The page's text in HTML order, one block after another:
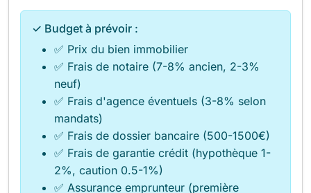
✓ Budget à prévoir :
✅ Prix du bien immobilier
✅ Frais de notaire (7-8% ancien, 2-3%
neuf)
✅ Frais d'agence éventuels (3-8% selon
mandats)
✅ Frais de dossier bancaire (500-1500€)
✅ Frais de garantie crédit (hypothèque 1-
2%, caution 0.5-1%)
✅ Assurance emprunteur (première